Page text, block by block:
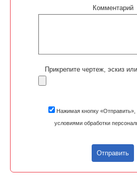
Комментарий
Прикрепите чертеж, эскиз
Нажимая кнопку
условиями обработки
Отправить